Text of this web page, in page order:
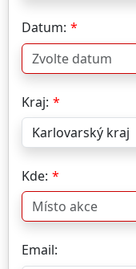
Datum:
Kraj:
Kde:
Email: